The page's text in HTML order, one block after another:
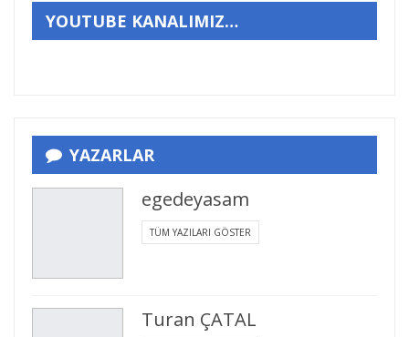
YOUTUBE KANALIMIZ…
YAZARLAR
egedeyasam
TÜM YAZILARI GÖSTER
Turan ÇATAL